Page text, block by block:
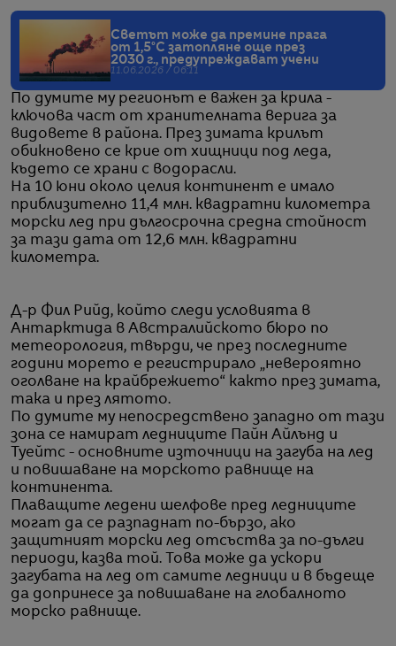
Светът може да премине прага
от 1,5°C затопляне още през
2030 г., предупреждават учени
11.06.2026 / 06:11
По думите му регионът е важен за крила -
ключова част от хранителната верига за
видовете в района. През зимата крилът
обикновено се крие от хищници под леда,
където се храни с водорасли.
На 10 юни около целия континент е имало
приблизително 11,4 млн. квадратни километра
морски лед при дългосрочна средна стойност
за тази дата от 12,6 млн. квадратни
километра.
Д-р Фил Рийд, който следи условията в
Антарктида в Австралийското бюро по
метеорология, твърди, че през последните
години морето е регистрирало „невероятно
оголване на крайбрежието“ както през зимата,
така и през лятото.
По думите му непосредствено западно от тази
зона се намират ледниците Пайн Айлънд и
Туейтс - основните източници на загуба на лед
и повишаване на морското равнище на
континента.
Плаващите ледени шелфове пред ледниците
могат да се разпаднат по-бързо, ако
защитният морски лед отсъства за по-дълги
периоди, казва той. Това може да ускори
загубата на лед от самите ледници и в бъдеще
да допринесе за повишаване на глобалното
морско равнище.